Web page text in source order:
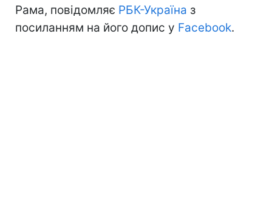
Рама, повідомляє РБК-Україна з
посиланням на його допис у Facebook.